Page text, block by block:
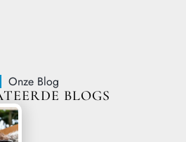
Onze Blog
BLOGS